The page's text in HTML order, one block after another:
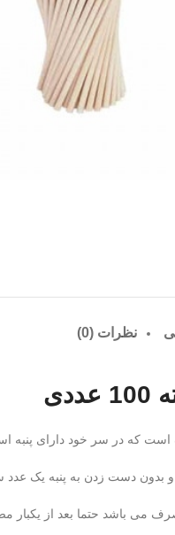
نظرات (0)
است که در سر خود دارای پنبه‌
دست زدن به پنبه یک عدد
می باشد حتما بعد از یکبار